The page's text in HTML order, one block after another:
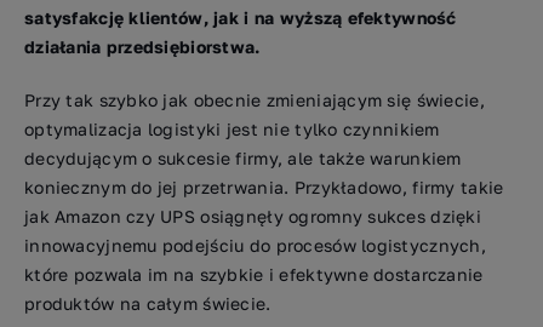
satysfakcję klientów, jak i na wyższą efektywność
działania przedsiębiorstwa.
Przy tak szybko jak obecnie zmieniającym się świecie,
optymalizacja logistyki jest nie tylko czynnikiem
decydującym o sukcesie firmy, ale także warunkiem
koniecznym do jej przetrwania. Przykładowo, firmy takie
jak Amazon czy UPS osiągnęły ogromny sukces dzięki
innowacyjnemu podejściu do procesów logistycznych,
które pozwala im na szybkie i efektywne dostarczanie
produktów na całym świecie.